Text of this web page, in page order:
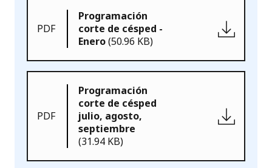
PDF
Programación
corte de césped -
Enero(50.96 KB)
PDF
Programación
corte de césped
julio, agosto,
septiembre
(31.94 KB)